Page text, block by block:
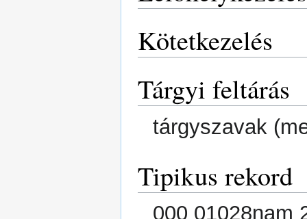
Kötetkezelés
Tárgyi feltárás
tárgyszavak
Tipikus rekord
000 01028nam